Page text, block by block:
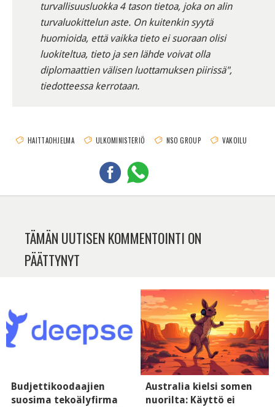
turvallisuusluokka 4 tason tietoa, joka on alin
turvaluokittelun aste. On kuitenkin syytä
huomioida, että vaikka tieto ei suoraan olisi
luokiteltua, tieto ja sen lähde voivat olla
diplomaattien välisen luottamuksen piirissä",
tiedotteessa kerrotaan.
HAITTAOHJELMA ULKOMINISTERIÖ NSO GROUP VAKOILU
TÄMÄN UUTISEN KOMMENTOINTI ON
PÄÄTTYNYT
Budjettikoodaajien
suosima tekoälyfirma
Australia kielsi somen
nuorilta: Käyttö ei